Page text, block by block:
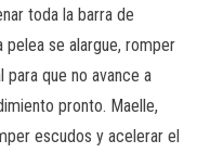
toda la barra de
pelea se alargue, romper
que no avance a
pronto. Maelle,
escudos y acelerar el